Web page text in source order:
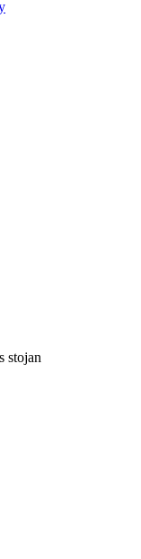
stojan